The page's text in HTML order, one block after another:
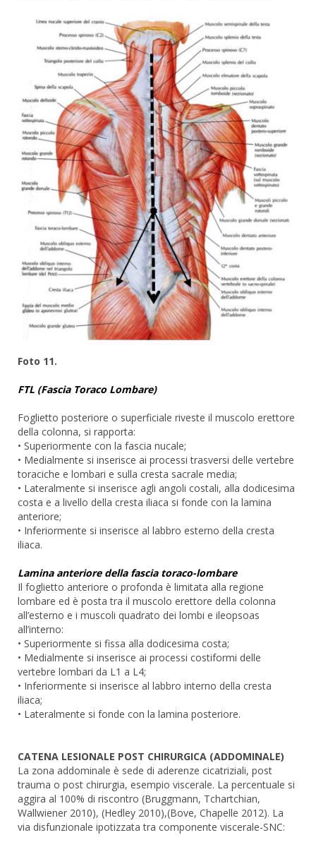
Foto 11.
FTL (Fascia Toraco Lombare)
Foglietto posteriore o superficiale riveste il muscolo erettore
della colonna, si rapporta:
• Superiormente con la fascia nucale;
• Medialmente si inserisce ai processi trasversi delle vertebre
toraciche e lombari e sulla cresta sacrale media;
• Lateralmente si inserisce agli angoli costali, alla dodicesima
costa e a livello della cresta iliaca si fonde con la lamina
anteriore;
• Inferiormente si inserisce al labbro esterno della cresta
iliaca.
Lamina anteriore della fascia toraco-lombare
Il foglietto anteriore o profonda è limitata alla regione
lombare ed è posta tra il muscolo erettore della colonna
all’esterno e i muscoli quadrato dei lombi e ileopsoas
all’interno:
• Superiormente si fissa alla dodicesima costa;
• Medialmente si inserisce ai processi costiformi delle
vertebre lombari da L1 a L4;
• Inferiormente si inserisce al labbro interno della cresta
iliaca;
• Lateralmente si fonde con la lamina posteriore.
CATENA LESIONALE POST CHIRURGICA (ADDOMINALE)
La zona addominale è sede di aderenze cicatriziali, post
trauma o post chirurgia, esempio viscerale. La percentuale si
aggira al 100% di riscontro (Bruggmann, Tchartchian,
Wallwiener 2010), (Hedley 2010),(Bove, Chapelle 2012). La
via disfunzionale ipotizzata tra componente viscerale-SNC: